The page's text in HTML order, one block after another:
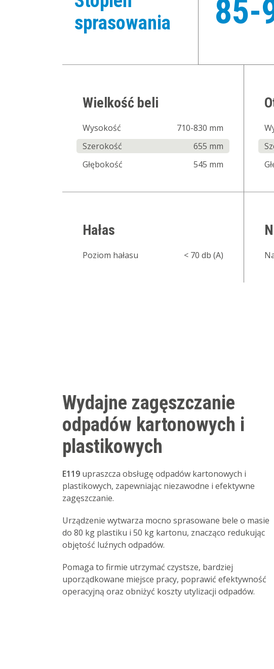
sprasowania
85-
Wielkość beli
Wysokość
710-830 mm
Szerokość
655 mm
Głębokość
545 mm
Hałas
Poziom hałasu < 70 db (A)
Wydajne zagęszczanie
odpadów kartonowych i
plastikowych
E119 upraszcza obsługę odpadów kartonowych i
plastikowych, zapewniając niezawodne i efektywne
zagęszczanie.
Urządzenie wytwarza mocno sprasowane bele o masie
do 80 kg plastiku i 50 kg kartonu, znacząco redukując
objętość luźnych odpadów.
Pomaga to firmie utrzymać czystsze, bardziej
uporządkowane miejsce pracy, poprawić efektywność
operacyjną oraz obniżyć koszty utylizacji odpadów.